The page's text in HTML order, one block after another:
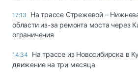
17:13
На трассе Стрежевой –
области из-за ремонта моста через
ограничения
14:34
На трассе из Новосибирска в
движение на три месяца